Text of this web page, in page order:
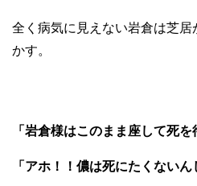
全く病気に見えない岩倉は芝
かす。
「岩倉様はこのまま座して死
「アホ！！儂は死にたくないん